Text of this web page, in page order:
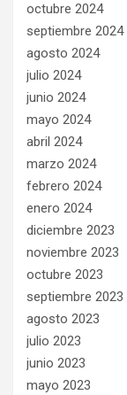
octubre 2024
septiembre 2024
agosto 2024
julio 2024
junio 2024
mayo 2024
abril 2024
marzo 2024
febrero 2024
enero 2024
diciembre 2023
noviembre 2023
octubre 2023
septiembre 2023
agosto 2023
julio 2023
junio 2023
mayo 2023